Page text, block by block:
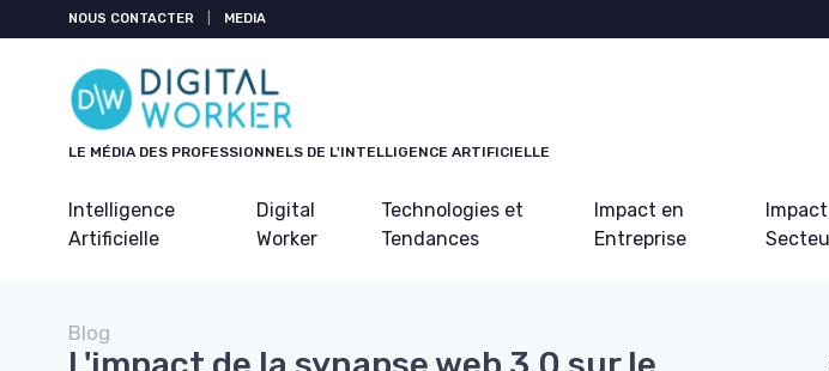
NOUS CONTACTER MEDIA
LE MÉDIA DES PROFESSIONNELS DE L'INTELLIGENCE ARTIFICIELLE
Intelligence
Artificielle
Digital
Worker
Technologies et
Tendances
Impact en
Entreprise
Blog
Panneau de gestion des cookies